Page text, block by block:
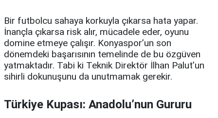
Bir futbolcu sahaya korkuyla çıkarsa hata yapar.
İnançla çıkarsa risk alır, mücadele eder, oyunu
domine etmeye çalışır. Konyaspor’un son
dönemdeki başarısının temelinde de bu özgüven
yatmaktadır. Tabi ki Teknik Direktör İlhan Palut’un
sihirli dokunuşunu da unutmamak gerekir.
Türkiye Kupası: Anadolu’nun Gururu